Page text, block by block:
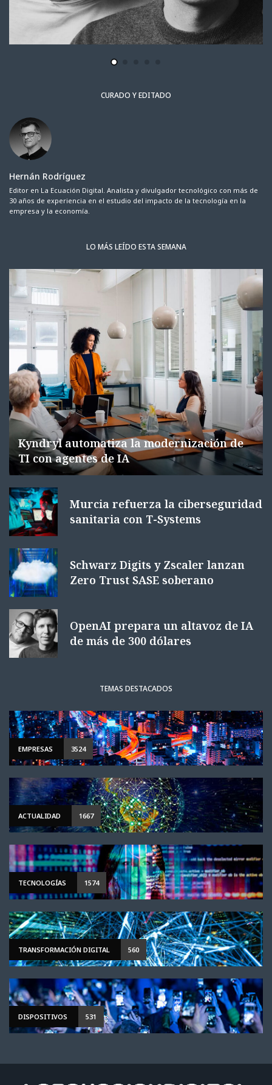
CURADO Y EDITADO
Hernán Rodríguez
Editor en La Ecuación Digital. Analista y divulgador tecnológico con más de
30 años de experiencia en el estudio del impacto de la tecnología en la
empresa y la economía.
LO MÁS LEÍDO ESTA SEMANA
Kyndryl automatiza la modernización de
TI con agentes de IA
Murcia refuerza la ciberseguridad
sanitaria con T-Systems
Schwarz Digits y Zscaler lanzan
Zero Trust SASE soberano
OpenAI prepara un altavoz de IA
de más de 300 dólares
TEMAS DESTACADOS
EMPRESAS 3524
ACTUALIDAD 1667
TECNOLOGÍAS 1574
TRANSFORMACIÓN DIGITAL 560
DISPOSITIVOS 531